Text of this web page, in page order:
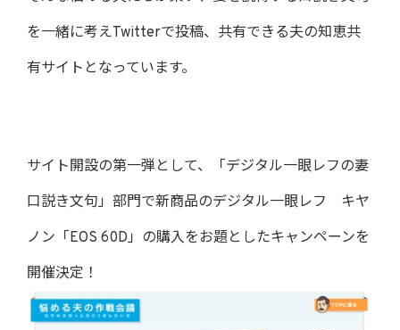
を一緒に考えTwitterで投稿、共有できる夫の知恵共
有サイトとなっています。
サイト開設の第一弾として、「デジタル一眼レフの妻
口説き文句」部門で新商品のデジタル一眼レフ キヤ
ノン「EOS 60D」の購入をお題としたキャンペーンを
開催決定！